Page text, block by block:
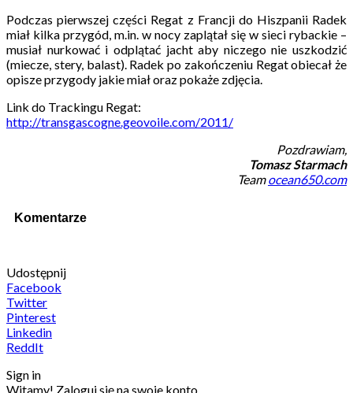
Podczas pierwszej części Regat z Francji do Hiszpanii Radek
miał kilka przygód, m.in. w nocy zaplątał się w sieci rybackie –
musiał nurkować i odplątać jacht aby niczego nie uszkodzić
(miecze, stery, balast). Radek po zakończeniu Regat obiecał że
opisze przygody jakie miał oraz pokaże zdjęcia.
Link do Trackingu Regat:
http://transgascogne.geovoile.com/2011/
Pozdrawiam,
Tomasz Starmach
Teamocean650.com
Komentarze
Udostępnij
Facebook
Twitter
Pinterest
Linkedin
ReddIt
Sign in
Witamy! Zaloguj się na swoje konto